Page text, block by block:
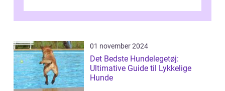
01 november 2024
Det Bedste Hundelegetøj:
Ultimative Guide til Lykkelige
Hunde